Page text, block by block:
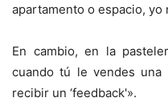
apartamento o espacio, yo
En cambio, en la
cuando tú le vendes
recibir un ‘feedback'».